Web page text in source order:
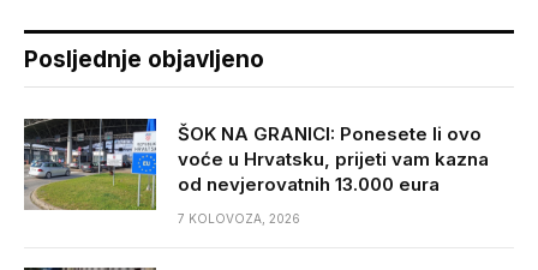
Posljednje objavljeno
ŠOK NA GRANICI: Ponesete li ovo
voće u Hrvatsku, prijeti vam kazna
od nevjerovatnih 13.000 eura
7 KOLOVOZA, 2026